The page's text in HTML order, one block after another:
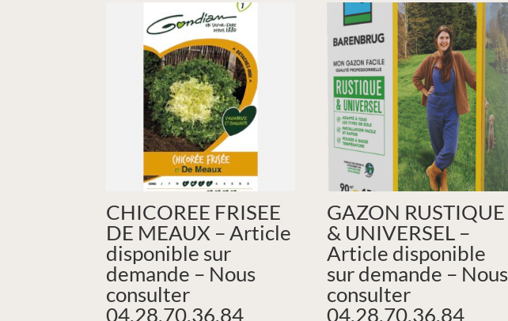
CHICOREE FRISEE
DE MEAUX – Article
disponible sur
demande – Nous
consulter
04.28.70.36.84
GAZON RUSTIQUE
& UNIVERSEL –
Article disponible
sur demande – Nous
consulter
04.28.70.36.84